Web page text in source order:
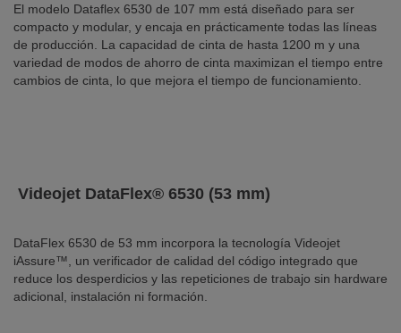
El modelo Dataflex 6530 de 107 mm está diseñado para ser
compacto y modular, y encaja en prácticamente todas las líneas
de producción. La capacidad de cinta de hasta 1200 m y una
variedad de modos de ahorro de cinta maximizan el tiempo entre
cambios de cinta, lo que mejora el tiempo de funcionamiento.
Videojet DataFlex® 6530 (53 mm)
DataFlex 6530 de 53 mm incorpora la tecnología Videojet
iAssure™, un verificador de calidad del código integrado que
reduce los desperdicios y las repeticiones de trabajo sin hardware
adicional, instalación ni formación.